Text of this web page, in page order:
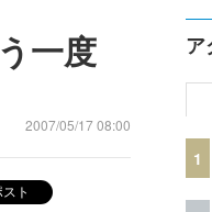
一度
2007/05/17 08:00
スト
ア
1